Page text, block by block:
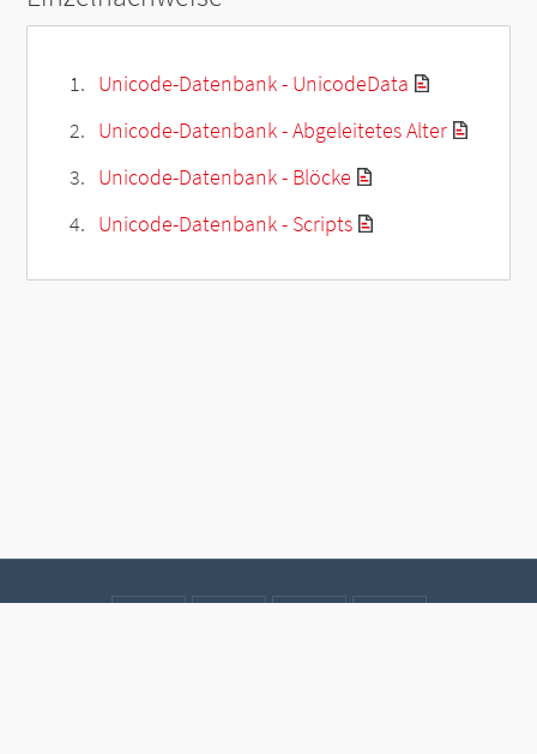
Unicode-Datenbank - UnicodeData
Unicode-Datenbank - Abgeleitetes Alter
Unicode-Datenbank - Blöcke
Unicode-Datenbank - Scripts